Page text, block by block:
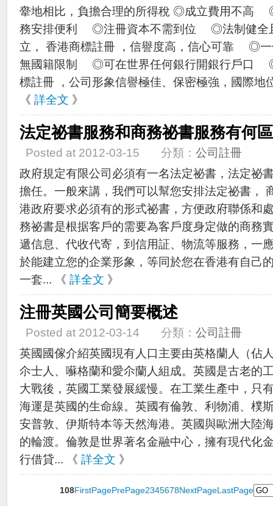
舝地相比，負擔合理的所得稅 ◎成立費用不
務安排便利 ◎注冊資本不需到位 ◎法制健
立， 香港商標註冊 ，信譽度高，信心可靠 ◎一
無國籍限制 ◎可在世界任何銀行開銀行戶口
標註冊 ，公司形象信譽極佳、保密極強，國際地
《 詳全文 》
法定祕書服務和商務祕書服務有何
Posted at 2012-03-15 分類： 公司註冊
政府規定有限公司必須有一名法定祕書，法定祕
擔任。一般來講，我們可以幫您安排法定祕書，
港政府要求必須有的形式祕書，方便政府聯係
務祕書是根据客戶的需要為客戶度身定做的商務
遞信息、代收代寄，到信用証、物流等服務，一
於能建立您的企業形象，等同於您在香港有自己
一套... 《 詳全文 》
注冊英國公司簡要概述
Posted at 2012-03-14 分類： 公司註冊
英國國傢介紹英國現有人口主要由英格蘭人（佔
尒士人、囌格蘭和愛尒蘭人組成。英國是古老的
大戰後，英國工業發展緩慢。在工業生產中，只
海運是英國的生命線。英國有倫敦、利物浦、樸
安普敦、伊斯特本等天然海港。英國與歐洲大陸
的輪渡。倫敦是世界著名金融中心，擁有現代化
行借貸... 《 詳全文 》
108FirstPagePrePage2345678NextPageLastPage